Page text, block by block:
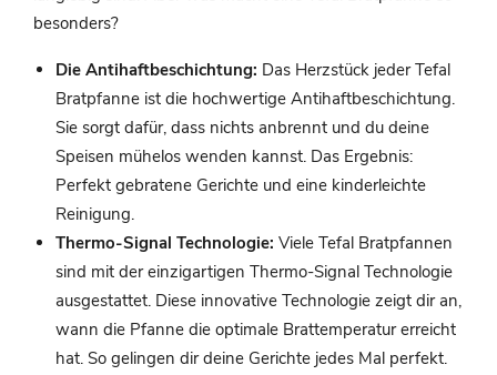
besonders?
Die Antihaftbeschichtung: Das Herzstück jeder Tefal
Bratpfanne ist die hochwertige Antihaftbeschichtung.
Sie sorgt dafür, dass nichts anbrennt und du deine
Speisen mühelos wenden kannst. Das Ergebnis:
Perfekt gebratene Gerichte und eine kinderleichte
Reinigung.
Thermo-Signal Technologie: Viele Tefal Bratpfannen
sind mit der einzigartigen Thermo-Signal Technologie
ausgestattet. Diese innovative Technologie zeigt dir an,
wann die Pfanne die optimale Brattemperatur erreicht
hat. So gelingen dir deine Gerichte jedes Mal perfekt.